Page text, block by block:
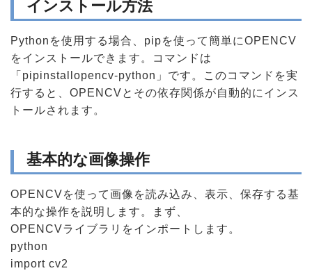
インストール方法
Pythonを使用する場合、pipを使って簡単にOPENCV
をインストールできます。コマンドは
「pipinstallopencv-python」です。このコマンドを実
行すると、OPENCVとその依存関係が自動的にインス
トールされます。
基本的な画像操作
OPENCVを使って画像を読み込み、表示、保存する基
本的な操作を説明します。まず、
OPENCVライブラリをインポートします。
python
import cv2